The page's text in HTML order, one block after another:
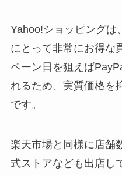
Yahoo!ショッピングは
にとって非常にお得な
ペーン日を狙えば
れるため、実質価格を
です。
楽天市場と同様に店舗
式ストアなども出店し